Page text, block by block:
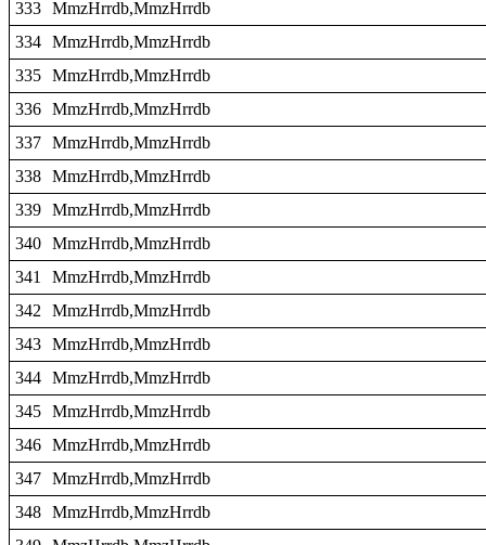
333 MmzHrrdb,MmzHrrdb
334 MmzHrrdb,MmzHrrdb
335 MmzHrrdb,MmzHrrdb
336 MmzHrrdb,MmzHrrdb
337 MmzHrrdb,MmzHrrdb
338 MmzHrrdb,MmzHrrdb
339 MmzHrrdb,MmzHrrdb
340 MmzHrrdb,MmzHrrdb
341
MmzHrrdb,MmzHrrdb
342
MmzHrrdb,MmzHrrdb
343 MmzHrrdb,MmzHrrdb
344 MmzHrrdb,MmzHrrdb
345 MmzHrrdb,MmzHrrdb
346 MmzHrrdb,MmzHrrdb
347 MmzHrrdb,MmzHrrdb
348 MmzHrrdb,MmzHrrdb